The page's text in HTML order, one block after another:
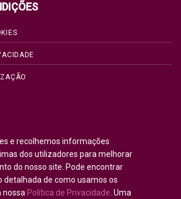
)
)
e recolhemos informações
dos utilizadores para melhorar
do nosso site. Pode encontrar
detalhada de como usamos os
nossa Política de Privacidade . Uma